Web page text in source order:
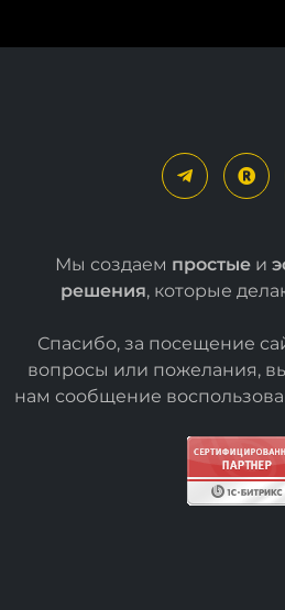
Мы создаем простые и
решения, которые
Спасибо, за посещение
вопросы или пожелания,
нам сообщение